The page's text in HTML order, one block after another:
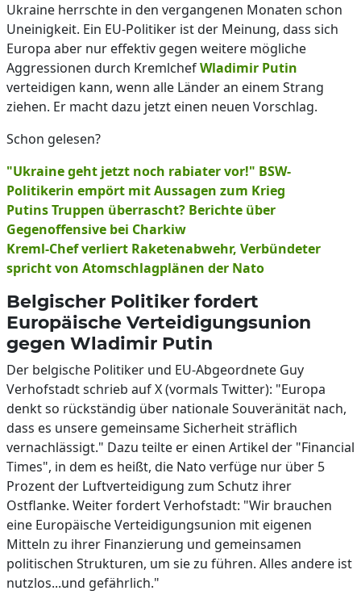
Ukraine herrschte in den vergangenen Monaten schon
Uneinigkeit. Ein EU-Politiker ist der Meinung, dass sich
Europa aber nur effektiv gegen weitere mögliche
Aggressionen durch KremlchefWladimir Putin
verteidigen kann, wenn alle Länder an einem Strang
ziehen. Er macht dazu jetzt einen neuen Vorschlag.
Schon gelesen?
"Ukraine geht jetzt noch rabiater vor!" BSW-
Politikerin empört mit Aussagen zum Krieg
Putins Truppen überrascht? Berichte über
Gegenoffensive bei Charkiw
Kreml-Chef verliert Raketenabwehr, Verbündeter
spricht von Atomschlagplänen der Nato
Belgischer Politiker fordert
Europäische Verteidigungsunion
gegen Wladimir Putin
Der belgische Politiker und EU-Abgeordnete Guy
Verhofstadt schrieb auf X (vormals Twitter): "Europa
denkt so rückständig über nationale Souveränität nach,
dass es unsere gemeinsame Sicherheit sträflich
vernachlässigt." Dazu teilte er einen Artikel der "Financial
Times", in dem es heißt, die Nato verfüge nur über 5
Prozent der Luftverteidigung zum Schutz ihrer
Ostflanke. Weiter fordert Verhofstadt: "Wir brauchen
eine Europäische Verteidigungsunion mit eigenen
Mitteln zu ihrer Finanzierung und gemeinsamen
politischen Strukturen, um sie zu führen. Alles andere ist
nutzlos...und gefährlich."